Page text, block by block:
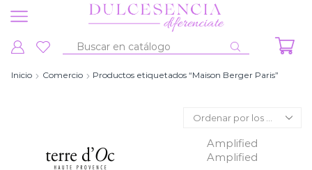
Entrada
búsqueda
Inicio Comercio Productos etiquetados “Maison Berger Paris”
Amplified
Amplified